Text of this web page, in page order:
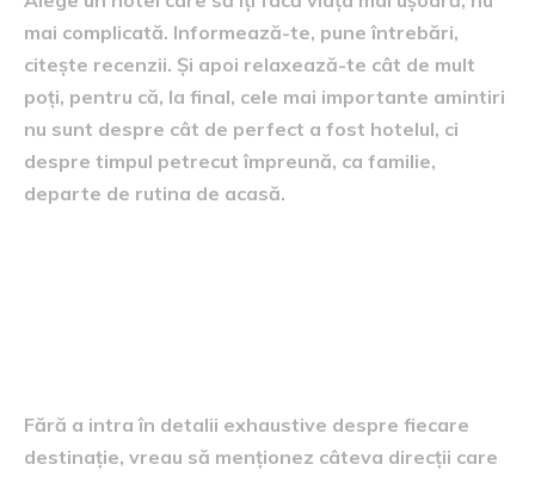
mai complicată. Informează-te, pune întrebări,
citește recenzii. Și apoi relaxează-te cât de mult
poți, pentru că, la final, cele mai importante amintiri
nu sunt despre cât de perfect a fost hotelul, ci
despre timpul petrecut împreună, ca familie,
departe de rutina de acasă.
Fără a intra în detalii exhaustive despre fiecare
destinație, vreau să menționez câteva direcții care